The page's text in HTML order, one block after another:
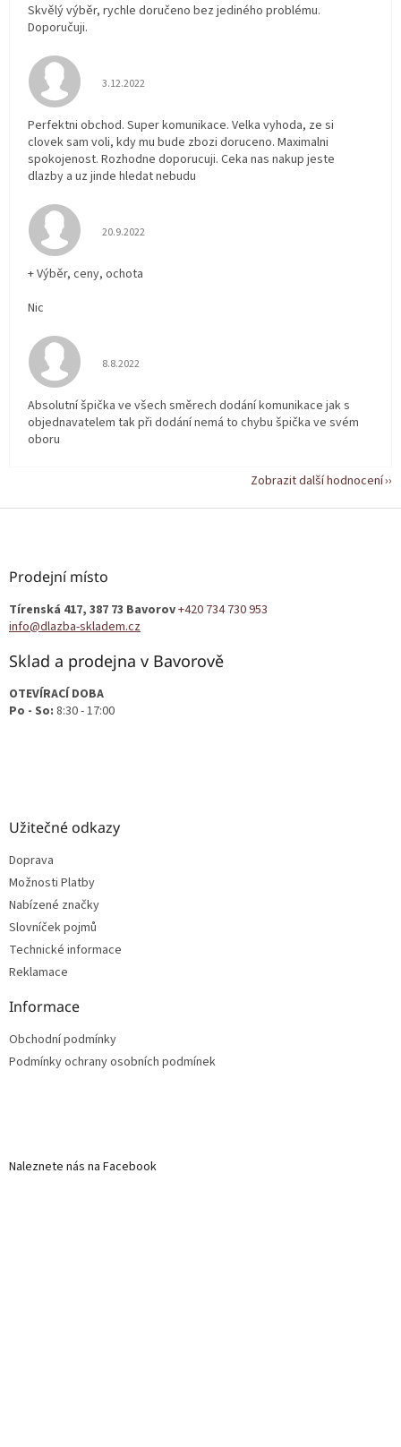
Skvělý výběr, rychle doručeno bez jediného problému.
Doporučuji.
Hodnocení obchodu je 5 z 5 hvězdiček.
3.12.2022
Perfektni obchod. Super komunikace. Velka vyhoda, ze si
clovek sam voli, kdy mu bude zbozi doruceno. Maximalni
spokojenost. Rozhodne doporucuji. Ceka nas nakup jeste
dlazby a uz jinde hledat nebudu
Hodnocení obchodu je 5 z 5 hvězdiček.
20.9.2022
+ Výběr, ceny, ochota
Nic
Hodnocení obchodu je 5 z 5 hvězdiček.
8.8.2022
Absolutní špička ve všech směrech dodání komunikace jak s
objednavatelem tak při dodání nemá to chybu špička ve svém
oboru
Zobrazit další hodnocení
Z
Prodejní místo
Tírenská 417, 387 73 Bavorov+420 734 730 953
info@dlazba-skladem.cz
Sklad a prodejna v Bavorově
OTEVÍRACÍ DOBA
Po - So: 8:30 - 17:00
Užitečné odkazy
Doprava
Možnosti Platby
Nabízené značky
Slovníček pojmů
Technické informace
Reklamace
Informace
Obchodní podmínky
Podmínky ochrany osobních podmínek
Naleznete nás na Facebook